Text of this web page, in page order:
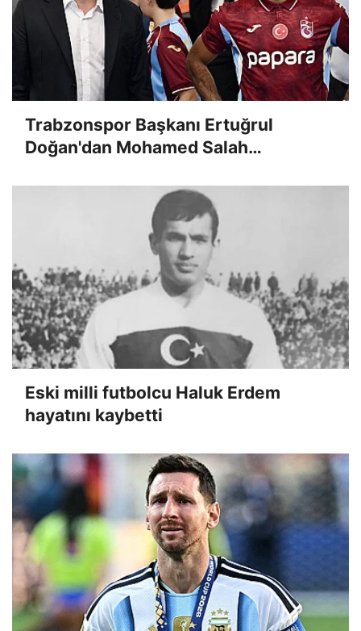
Trabzonspor Başkanı Ertuğrul
Doğan'dan Mohamed Salah
fazlası çıktı!'
Eski milli futbolcu Haluk Erdem
hayatını kaybetti